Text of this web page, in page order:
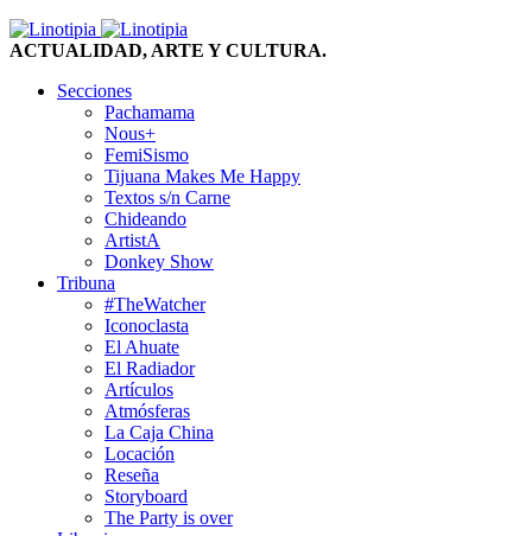
ACTUALIDAD, ARTE Y CULTURA.
Secciones
Pachamama
Nous+
FemiSismo
Tijuana Makes Me Happy
Textos s/n Carne
Chideando
ArtistA
Donkey Show
Tribuna
#TheWatcher
Iconoclasta
El Ahuate
El Radiador
Artículos
Atmósferas
La Caja China
Locación
Reseña
Storyboard
The Party is over